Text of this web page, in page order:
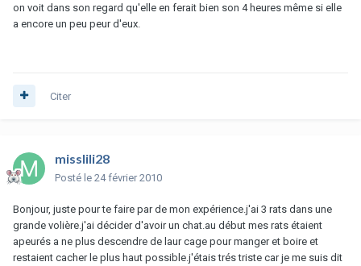
on voit dans son regard qu'elle en ferait bien son 4 heures même si elle
a encore un peu peur d'eux.
Citer
misslili28
Posté le 24 février 2010
Bonjour, juste pour te faire par de mon expérience.j'ai 3 rats dans une
grande volière.j'ai décider d'avoir un chat.au début mes rats étaient
apeurés a ne plus descendre de laur cage pour manger et boire et
restaient cacher le plus haut possible.j'étais trés triste car je me suis dit